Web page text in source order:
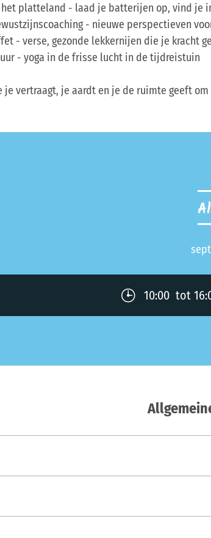
platteland - laad je batterijen op, vind je
- nieuwe perspectieven
- verse, gezonde lekkernijen die je kracht
- yoga in de frisse lucht in de tijdreistuin
je vertraagt, je aardt en je de ruimte geeft
10:00 tot